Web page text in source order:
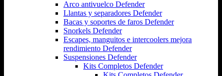
Arco antivuelco Defender
Llantas y separadores Defender
Bacas y soportes de faros Defender
Snorkels Defender
Escapes, manguitos e intercoolers mejora
rendimiento Defender
Suspensiones Defender
Kits Completos Defender